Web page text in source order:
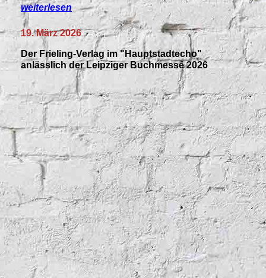
weiterlesen
19. März 2026
Der Frieling-Verlag im "Hauptstadtecho"
anlässlich der Leipziger Buchmesse 2026